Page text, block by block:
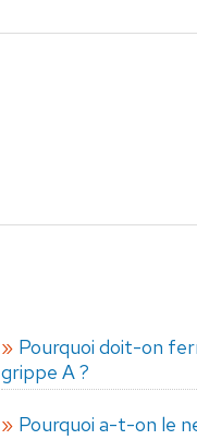
Pourquoi doit-on
grippe A ?
Pourquoi a-t-on le